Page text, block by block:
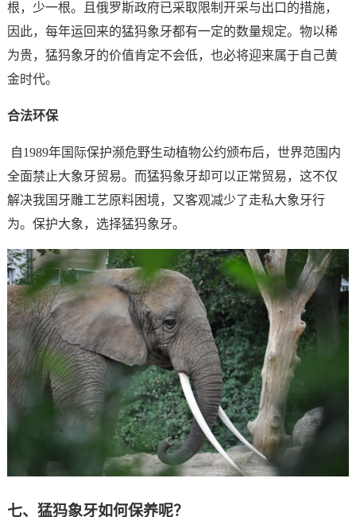
根，少一根。且俄罗斯政府已采取限制开采与出口的措施，
因此，每年运回来的猛犸象牙都有一定的数量规定。物以稀
为贵，猛犸象牙的价值肯定不会低，也必将迎来属于自己黄
金时代。
合法环保
自1989年国际保护濒危野生动植物公约颁布后，世界范围内
全面禁止大象牙贸易。而猛犸象牙却可以正常贸易，这不仅
解决我国牙雕工艺原料困境，又客观减少了走私大象牙行
为。保护大象，选择猛犸象牙。
七、猛犸象牙如何保养呢？